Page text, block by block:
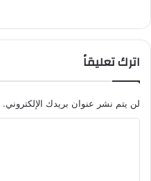
اترك تعليقاً
لن يتم نشر عنوان بريدك الإلكتروني.